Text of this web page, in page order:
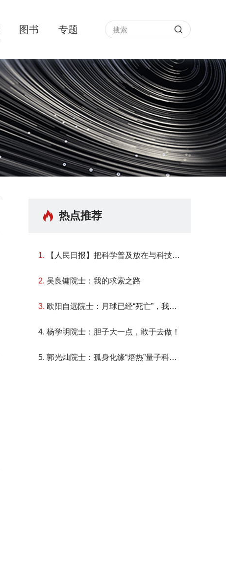
图书 专题
热点推荐
1. 【人民日报】把科学普及放在与科技创新同等重要的位置
2.吴良镛院士：我的求索之路
3. 欧阳自远院士：月球已经“死亡”，我们为什么还要探月？
4.杨学明院士：胆子大一点，敢于去做！
5.郭光灿院士：孤身化缘“焐热”量子科研“冷板凳”